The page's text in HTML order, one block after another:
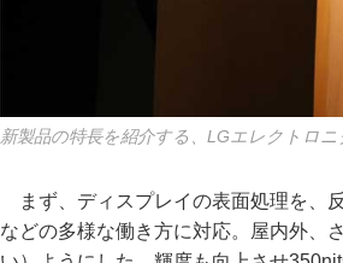
新製品の特長を紹介する、LGエレクトロ
まず、ディスプレイの表面処理を、
などの多様な働き方に対応。屋内外、